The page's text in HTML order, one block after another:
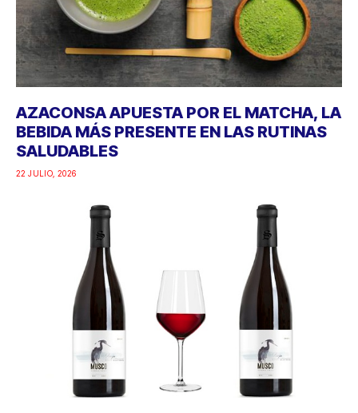
AZACONSA APUESTA POR EL MATCHA, LA
BEBIDA MÁS PRESENTE EN LAS RUTINAS
SALUDABLES
22 JULIO, 2026